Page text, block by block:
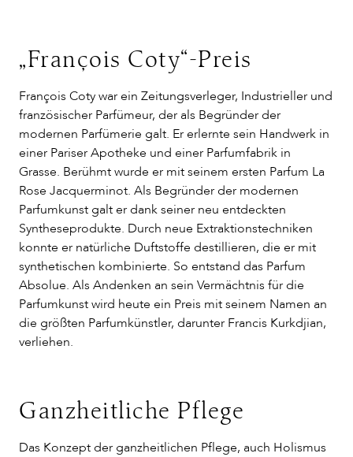
„François Coty“-Preis
François Coty war ein Zeitungsverleger, Industrieller und
französischer Parfümeur, der als Begründer der
modernen Parfümerie galt. Er erlernte sein Handwerk in
einer Pariser Apotheke und einer Parfumfabrik in
Grasse. Berühmt wurde er mit seinem ersten Parfum La
Rose Jacquerminot. Als Begründer der modernen
Parfumkunst galt er dank seiner neu entdeckten
Syntheseprodukte. Durch neue Extraktionstechniken
konnte er natürliche Duftstoffe destillieren, die er mit
synthetischen kombinierte. So entstand das Parfum
Absolue. Als Andenken an sein Vermächtnis für die
Parfumkunst wird heute ein Preis mit seinem Namen an
die größten Parfumkünstler, darunter Francis Kurkdjian,
verliehen.
Ganzheitliche Pflege
Das Konzept der ganzheitlichen Pflege, auch Holismus